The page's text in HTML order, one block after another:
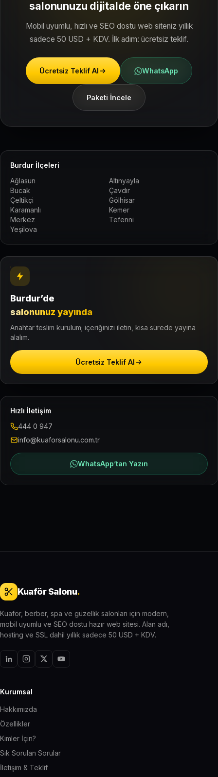
salonunuzu dijitalde öne çıkarın
Mobil uyumlu, hızlı ve SEO dostu web siteniz yıllık
sadece 50 USD + KDV. İlk adım: ücretsiz teklif.
Ücretsiz Teklif Al WhatsApp
Paketi İncele
Burdur İlçeleri
Ağlasun
Altınyayla
Bucak
Çavdır
Çeltikçi
Gölhisar
Karamanlı
Kemer
Merkez
Tefenni
Yeşilova
Burdur’de
salonunuz yayında
Anahtar teslim kurulum; içeriğinizi iletin, kısa sürede yayına
alalım.
Ücretsiz Teklif Al
Hızlı İletişim
444 0 947
info@kuaforsalonu.com.tr
WhatsApp’tan Yazın
Kuaför Salonu.
Kuaför, berber, spa ve güzellik salonları için modern,
mobil uyumlu ve SEO dostu hazır web sitesi. Alan adı,
hosting ve SSL dahil yıllık sadece 50 USD + KDV.
Kurumsal
Hakkımızda
Özellikler
Kimler İçin?
Sık Sorulan Sorular
İletişim & Teklif